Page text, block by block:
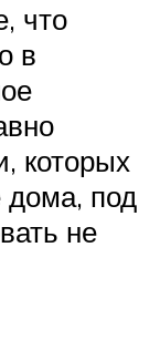
что
в
которых
дома, под
не